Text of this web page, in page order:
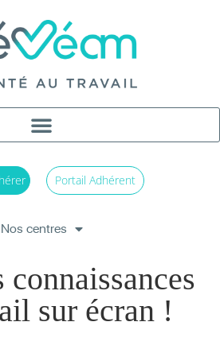
Portail Adhérent
Nos centres
connaissances
sur écran !